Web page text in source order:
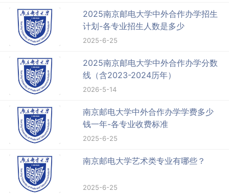
2025南京邮电大学中外合作办学招生
计划-各专业招生人数是多少
2025-6-25
2025南京邮电大学中外合作办学分数
线（含2023-2024历年）
2026-5-14
南京邮电大学中外合作办学学费多少
钱一年-各专业收费标准
2025-6-25
南京邮电大学艺术类专业有哪些？
2025-6-25